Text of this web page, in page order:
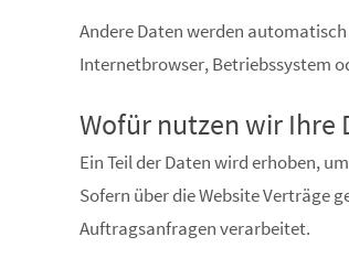
Andere Daten werden
Internetbrowser, Betriebssystem
Wofür nutzen wir Ihre
Ein Teil der Daten wird erhoben,
Sofern über die Website Verträge
Auftragsanfragen verarbeitet.